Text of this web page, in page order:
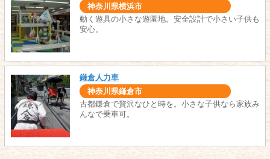
神奈川県横浜市
動く遊具の小さな遊園地。安全設計で小さい子供も
安心。
鎌倉人力車
神奈川県鎌倉市
古都鎌倉で贅沢なひと時を。小さな子供なら家族み
んなで乗車可。